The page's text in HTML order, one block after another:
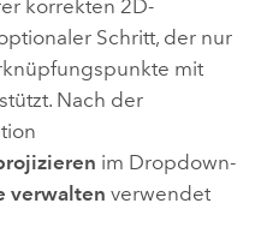
korrekten 2D-
Schritt, der nur
mit
Nach der
im Dropdown-
verwalten verwendet